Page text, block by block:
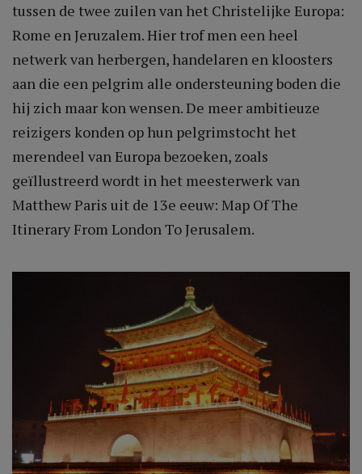
tussen de twee zuilen van het Christelijke Europa:
Rome en Jeruzalem. Hier trof men een heel
netwerk van herbergen, handelaren en kloosters
aan die een pelgrim alle ondersteuning boden die
hij zich maar kon wensen. De meer ambitieuze
reizigers konden op hun pelgrimstocht het
merendeel van Europa bezoeken, zoals
geïllustreerd wordt in het meesterwerk van
Matthew Paris uit de 13e eeuw: Map Of The
Itinerary From London To Jerusalem.